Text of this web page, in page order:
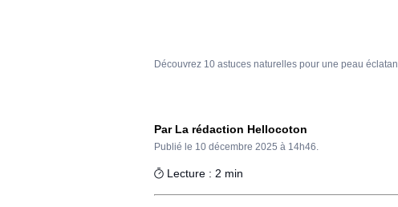
Découvrez 10 astuces naturelles pour une peau
Par La rédaction Hellocoton
Publié le 10 décembre 2025 à 14h46.
Lecture : 2 min